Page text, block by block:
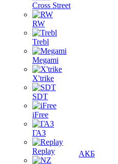
Cross Street
RW
Trebl
Megami
X'trike
SDT
iFree
ГАЗ
Replay АКБ